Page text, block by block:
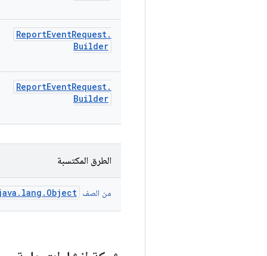
ReportEventRequest.
Builder
ReportEventRequest.
Builder
الطرق المكتسبة
من الصف